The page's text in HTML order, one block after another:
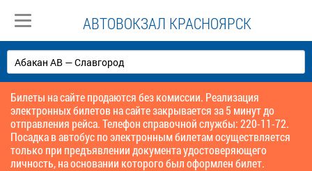
АВТОВОКЗАЛ КРАСНОЯРСК
Билеты на сайте продаются без комиссии. Реализация
электронных билетов на сайте закрывается за 5 минут до
отправления рейса. Телефон справочной службы: 220-11-72.
Посадка в автобус по электронным билетам осуществляется
только при предъявлении документа удостоверяющего
личность, на основании которого был оформлен билет.